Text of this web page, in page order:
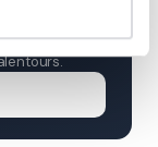
partenaire